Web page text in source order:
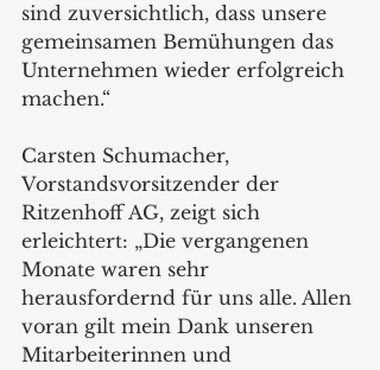
sind zuversichtlich, dass unsere
gemeinsamen Bemühungen das
Unternehmen wieder erfolgreich
machen.“
Carsten Schumacher,
Vorstandsvorsitzender der
Ritzenhoff AG, zeigt sich
erleichtert: „Die vergangenen
Monate waren sehr
herausfordernd für uns alle. Allen
voran gilt mein Dank unseren
Mitarbeiterinnen und